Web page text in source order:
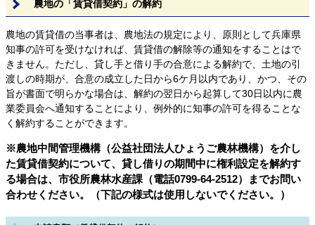
農地の「賃貸借契約」の解約
農地の賃貸借の当事者は、農地法の規定により、原則として兵庫県
知事の許可を受けなければ、賃貸借の解除等の通知をすることはで
きません。ただし、貸し手と借り手の合意による解約で、土地の引
渡しの時期が、合意の成立した日から6ケ月以内であり、かつ、その
旨が書面で明らかな場合は、解約の翌日から起算して30日以内に農
業委員会へ通知することにより、例外的に知事の許可を得ることな
く解約することができます。
※農地中間管理機構（公益社団法人ひょうご農林機構）を介し
た賃貸借契約について、貸し借りの期間中に権利設定を解約す
る場合は、市役所農林水産課（電話0799-64-2512）までお問い
合わせください。（下記の様式は使用しないでください。）